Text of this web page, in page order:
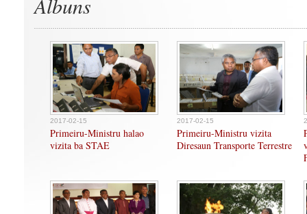
Albuns
2017-02-15
Primeiru-Ministru halao
vizita ba STAE
2017-02-15
Primeiru-Ministru vizita
Diresaun Transporte Terrestre